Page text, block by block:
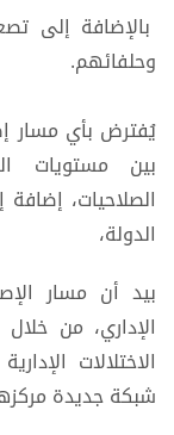
بالإضافة إلى
وحلفائهم.
يُفترض بأي مسار
بين مستويات
الصلاحيات،
الدولة،
بيد أن مسار
الإداري، من
الاختلالات
شبكة جديدة